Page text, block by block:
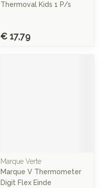
Thermoval Kids 1 P/s
€ 17,79
Marque Verte
Marque V Thermometer
Digit Flex Einde